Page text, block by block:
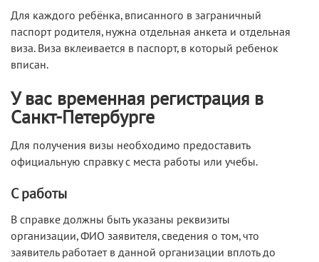
Для каждого ребёнка, вписанного в заграничный
паспорт родителя, нужна отдельная анкета и отдельная
виза. Виза вклеивается в паспорт, в который ребенок
вписан.
У вас временная регистрация в
Санкт-Петербурге
Для получения визы необходимо предоставить
официальную справку с места работы или учебы.
С работы
В справке должны быть указаны реквизиты
организации, ФИО заявителя, сведения о том, что
заявитель работает в данной организации вплоть до